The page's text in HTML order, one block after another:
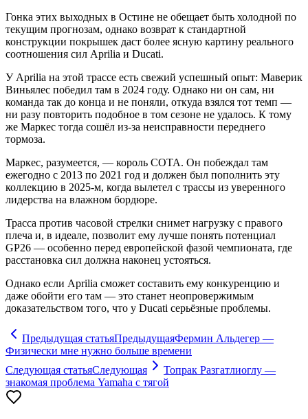
Гонка этих выходных в Остине не обещает быть холодной по
текущим прогнозам, однако возврат к стандартной
конструкции покрышек даст более ясную картину реального
соотношения сил Aprilia и Ducati.
У Aprilia на этой трассе есть свежий успешный опыт: Маверик
Виньялес победил там в 2024 году. Однако ни он сам, ни
команда так до конца и не поняли, откуда взялся тот темп —
ни разу повторить подобное в том сезоне не удалось. К тому
же Маркес тогда сошёл из-за неисправности переднего
тормоза.
Маркес, разумеется, — король COTA. Он побеждал там
ежегодно с 2013 по 2021 год и должен был пополнить эту
коллекцию в 2025-м, когда вылетел с трассы из уверенного
лидерства на влажном бордюре.
Трасса против часовой стрелки снимет нагрузку с правого
плеча и, в идеале, позволит ему лучше понять потенциал
GP26 — особенно перед европейской фазой чемпионата, где
расстановка сил должна наконец устояться.
Однако если Aprilia сможет составить ему конкуренцию и
даже обойти его там — это станет неопровержимым
доказательством того, что у Ducati серьёзные проблемы.
Предыдущая статьяПредыдущаяФермин Альдегер —
Физически мне нужно больше времени
Следующая статьяСледующая
Топрак Разгатлиоглу —
знакомая проблема Yamaha с тягой